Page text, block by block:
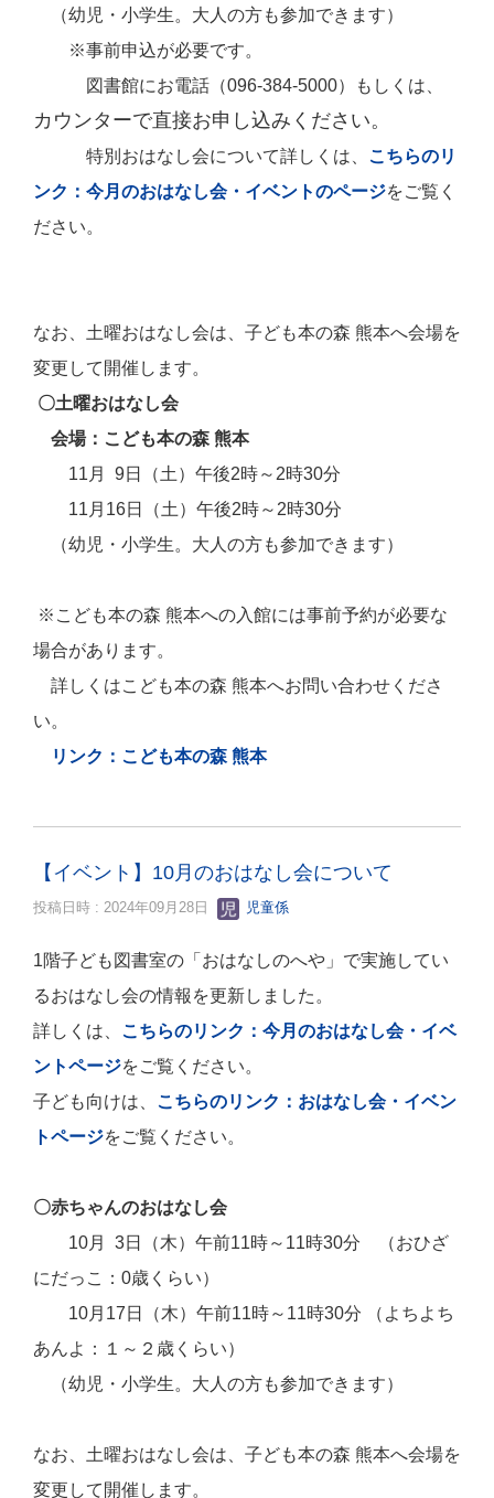
（幼児・小学生。大人の方も参加できます）
※事前申込が必要です。
図書館にお電話（096-384-5000）もしくは、
カウンターで直接お申し込みください。
特別おはなし会について詳しくは、 こちらのリ
ンク：今月のおはなし会・イベントのページをご覧く
ださい。
なお、土曜おはなし会は、子ども本の森 熊本へ会場を
変更して開催します。
〇土曜おはなし会
会場：こども本の森 熊本
11月 9日（土）午後2時～2時30分
11月16日
（土）午後2時～2時30分
（幼児・小学生。大人の方も参加できます）
※こども本の森 熊本への入館には事前予約が必要な
場合があります。
詳しくはこども本の森 熊本へお問い合わせくださ
い。
リンク：こども本の森 熊本
【イベント】10月のおはなし会について
投稿日時 : 2024年09月28日 児童係
1階子ども図書室の「おはなしのへや」で実施してい
るおはなし会の情報を更新しました。
詳しくは、 こちらのリンク：今月のおはなし会・イベ
ントページをご覧ください。
子ども向けは、 こちらのリンク：おはなし会・イベン
トページをご覧ください。
〇赤ちゃんのおはなし会
10月 3日（木）午前11時～11時30分 （おひざ
にだっこ：0歳くらい）
10月17日（木）午前11時～11時30分 （よちよち
あんよ：１～２歳くらい）
（幼児・小学生。大人の方も参加できます）
なお、土曜おはなし会は、子ども本の森 熊本へ会場を
変更して開催します。